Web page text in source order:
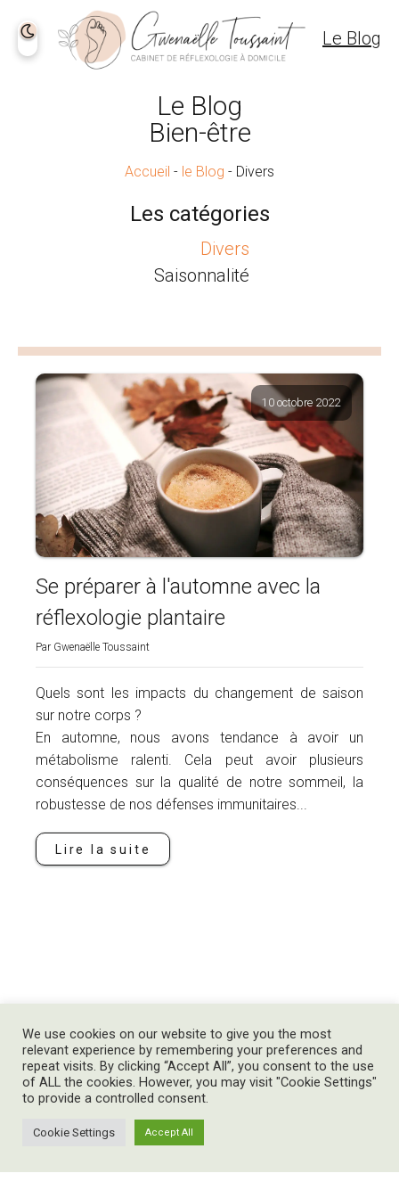
Le Blog
Le Blog
Bien-être
Accueil - le Blog - Divers
Les catégories
Divers
Saisonnalité
10 octobre 2022
Se préparer à l'automne avec la
réflexologie plantaire
Par Gwenaëlle Toussaint
Quels sont les impacts du changement de saison
sur notre corps ?
En automne, nous avons tendance à avoir un
métabolisme ralenti. Cela peut avoir plusieurs
conséquences sur la qualité de notre sommeil, la
robustesse de nos défenses immunitaires...
Lire la suite
Gwenaëlle TOUSSAINT
ACCUEIL
RÉSERVER UNE SÉANCE
LE BLOG
We use cookies on our website to give you the most
relevant experience by remembering your preferences and
repeat visits. By clicking “Accept All”, you consent to the use
of ALL the cookies. However, you may visit "Cookie Settings"
to provide a controlled consent.
Cookie Settings Accept All